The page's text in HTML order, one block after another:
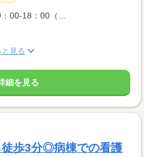
00-18：00（...
と見る
細を見る
徒歩3分◎病棟での看護